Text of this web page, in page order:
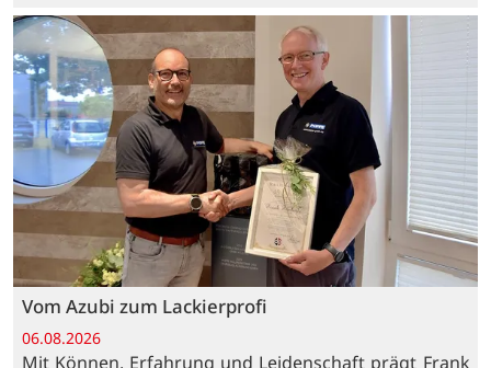
Vom Azubi zum Lackierprofi
06.08.2026
Mit Können, Erfahrung und Leidenschaft prägt Frank